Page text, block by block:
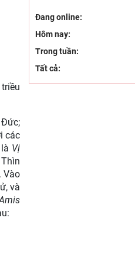
các
Vị
Vào
và
Đang online:
Hôm nay:
Trong tuần:
Tất cả: